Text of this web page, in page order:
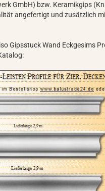
GmbH) bzw. Keramikgips
angefertigt und zusätzlich
Gipsstuck Wand Eckgesims